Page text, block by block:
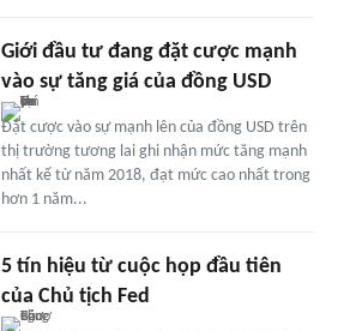
Giới đầu tư đang đặt cược mạnh
vào sự tăng giá của đồng USD
Đặt cược vào sự mạnh lên của đồng USD trên
thị trường tương lai ghi nhận mức tăng mạnh
nhất kể từ năm 2018, đạt mức cao nhất trong
hơn 1 năm...
5 tín hiệu từ cuộc họp đầu tiên
của Chủ tịch Fed